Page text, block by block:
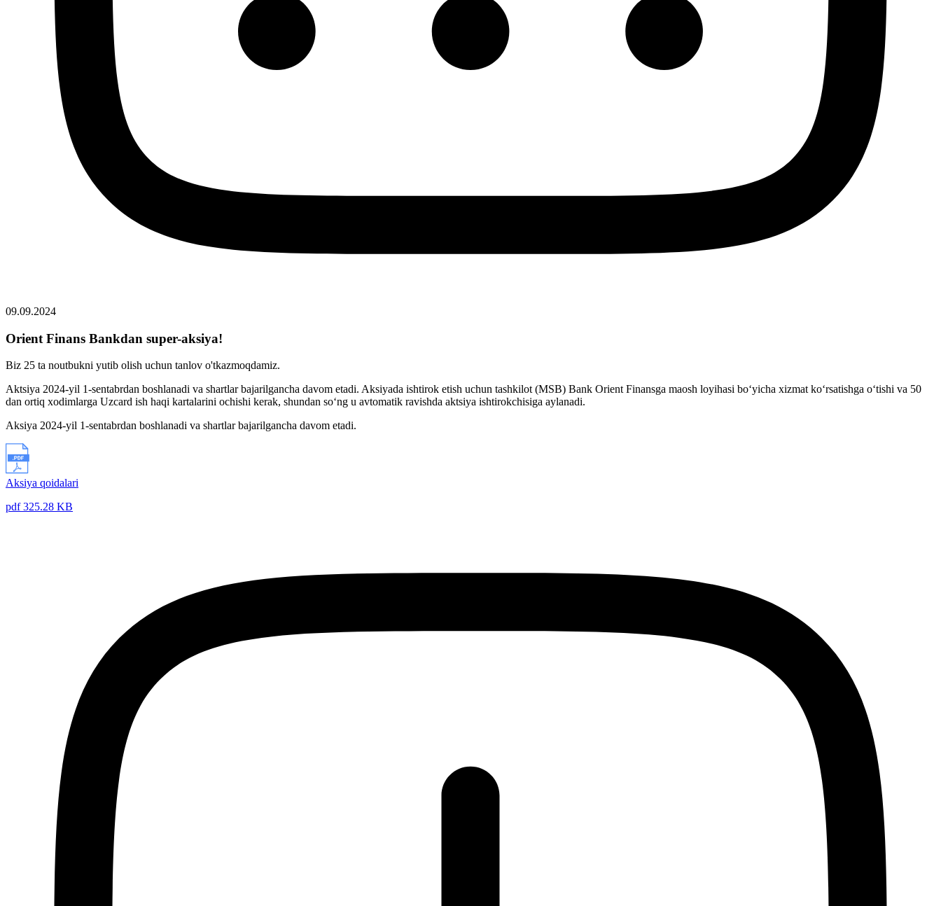
09.09.2024
Orient Finans Bankdan super-aksiya!
Biz 25 ta noutbukni yutib olish uchun tanlov o'tkazmoqdamiz.
Aktsiya 2024-yil 1-sentabrdan boshlanadi va shartlar bajarilgancha davom etadi. Aksiyada ishtirok etish uchun tashkilot (MSB) Bank Orient Finansga maosh loyihasi bo‘yicha xizmat ko‘rsatishga o‘tishi va 50
dan ortiq xodimlarga Uzcard ish haqi kartalarini ochishi kerak, shundan so‘ng u avtomatik ravishda aktsiya ishtirokchisiga aylanadi.
Aksiya 2024-yil 1-sentabrdan boshlanadi va shartlar bajarilgancha davom etadi.
Aksiya qoidalari
pdf 325.28 KB